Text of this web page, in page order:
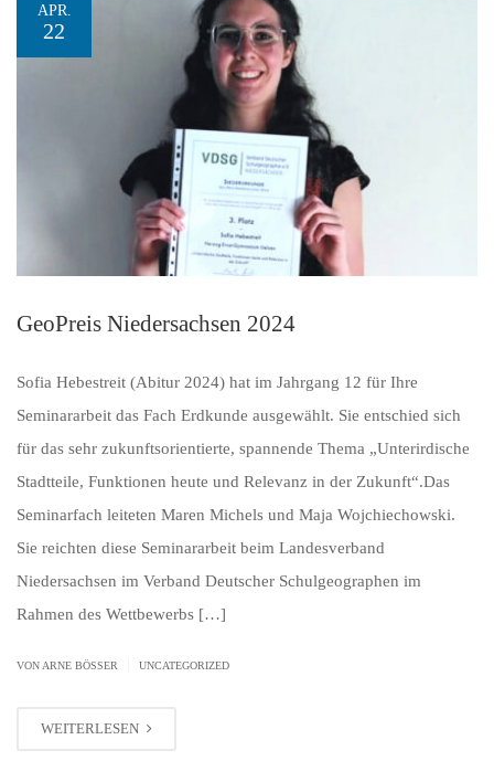
APR.
22
GeoPreis Niedersachsen 2024
Sofia Hebestreit (Abitur 2024) hat im Jahrgang 12 für Ihre
Seminararbeit das Fach Erdkunde ausgewählt. Sie entschied sich
für das sehr zukunftsorientierte, spannende Thema „Unterirdische
Stadtteile, Funktionen heute und Relevanz in der Zukunft“.Das
Seminarfach leiteten Maren Michels und Maja Wojchiechowski.
Sie reichten diese Seminararbeit beim Landesverband
Niedersachsen im Verband Deutscher Schulgeographen im
Rahmen des Wettbewerbs […]
VON ARNE BÖSSER UNCATEGORIZED
WEITERLESEN